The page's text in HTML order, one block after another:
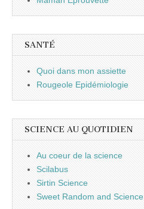
SANTÉ
Quoi dans mon assiette
Rougeole Epidémiologie
SCIENCE AU QUOTIDIEN
Au coeur de la science
Scilabus
Sirtin Science
Sweet Random and Science